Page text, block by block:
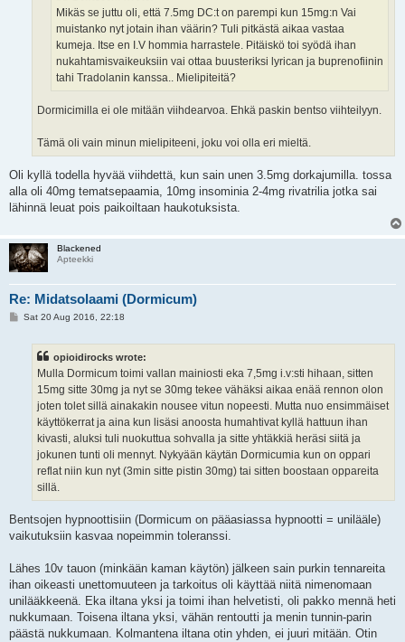
Mikäs se juttu oli, että 7.5mg DC:t on parempi kun 15mg:n Vai
muistanko nyt jotain ihan väärin? Tuli pitkästä aikaa vastaa
kumeja. Itse en I.V hommia harrastele. Pitäiskö toi syödä ihan
nukahtamisvaikeuksiin vai ottaa buusteriksi lyrican ja buprenofiinin
tahi Tradolanin kanssa.. Mielipiteitä?
Dormicimilla ei ole mitään viihdearvoa. Ehkä paskin bentso viihteilyyn.
Tämä oli vain minun mielipiteeni, joku voi olla eri mieltä.
Oli kyllä todella hyvää viihdettä, kun sain unen 3.5mg dorkajumilla. tossa
alla oli 40mg tematsepaamia, 10mg insominia 2-4mg rivatrilia jotka sai
lähinnä leuat pois paikoiltaan haukotuksista.
Blackened
Apteekki
Re: Midatsolaami (Dormicum)
PSat 20 Aug 2016, 22:18
opioidirocks wrote:
Mulla Dormicum toimi vallan mainiosti eka 7,5mg i.v:sti hihaan, sitten
15mg sitte 30mg ja nyt se 30mg tekee vähäksi aikaa enää rennon olon
joten tolet sillä ainakakin nousee vitun nopeesti. Mutta nuo ensimmäiset
käyttökerrat ja aina kun lisäsi anoosta humahtivat kyllä hattuun ihan
kivasti, aluksi tuli nuokuttua sohvalla ja sitte yhtäkkiä heräsi siitä ja
jokunen tunti oli mennyt. Nykyään käytän Dormicumia kun on oppari
reflat niin kun nyt (3min sitte pistin 30mg) tai sitten boostaan oppareita
sillä.
Bentsojen hypnoottisiin (Dormicum on pääasiassa hypnootti = unilääle)
vaikutuksiin kasvaa nopeimmin toleranssi.
Lähes 10v tauon (minkään kaman käytön) jälkeen sain purkin tennareita
ihan oikeasti unettomuuteen ja tarkoitus oli käyttää niitä nimenomaan
unilääkkeenä. Eka iltana yksi ja toimi ihan helvetisti, oli pakko mennä heti
nukkumaan. Toisena iltana yksi, vähän rentoutti ja menin tunnin-parin
päästä nukkumaan. Kolmantena iltana otin yhden, ei juuri mitään. Otin